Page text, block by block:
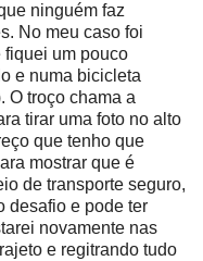
ninguém faz
No meu caso foi
fiquei um pouco
e numa bicicleta
O troço chama a
tirar uma foto no alto
que tenho que
mostrar que é
de transporte seguro,
desafio e pode ter
novamente nas
e regitrando tudo